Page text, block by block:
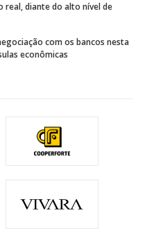
real, diante do alto nível de
com os bancos nesta
econômicas